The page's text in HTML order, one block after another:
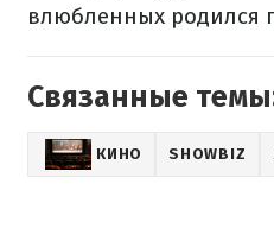
влюбленных родился
Связанные
КИНО SHOWBIZ